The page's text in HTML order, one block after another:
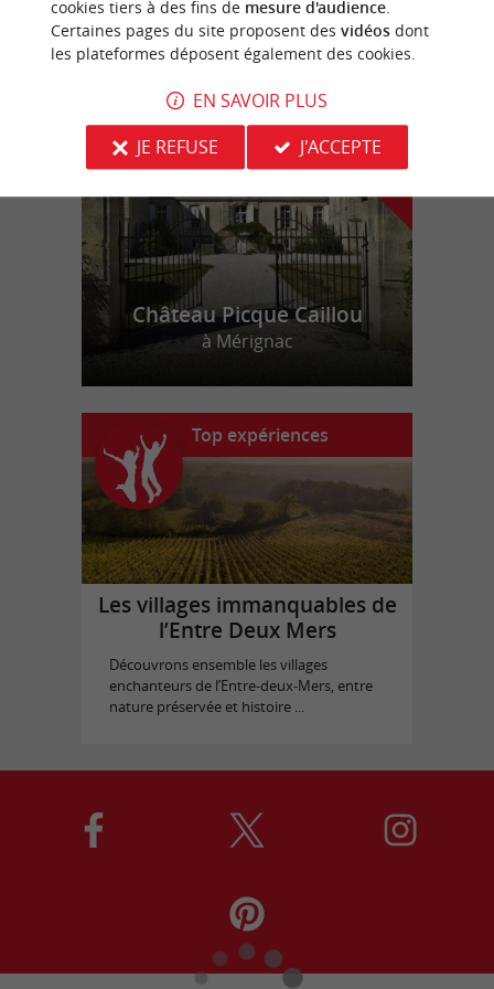
n
o
t
r
e
c
o
u
p
d
e
c
o
e
u
r
Château Picque Caillou
à Mérignac
Top expériences
Les villages immanquables de
l’Entre Deux Mers
Découvrons ensemble les villages
enchanteurs de l’Entre-deux-Mers, entre
nature préservée et histoire ...
cookies tiers à des fins de mesure d'audience.
Certaines pages du site proposent des vidéosdont
les plateformes déposent également des cookies.
EN SAVOIR PLUS
JE REFUSE
J'ACCEPTE